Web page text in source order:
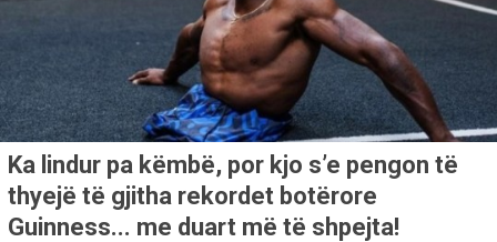
Ka lindur pa këmbë, por kjo s’e pengon të
thyejë të gjitha rekordet botërore
Guinness... me duart më të shpejta!